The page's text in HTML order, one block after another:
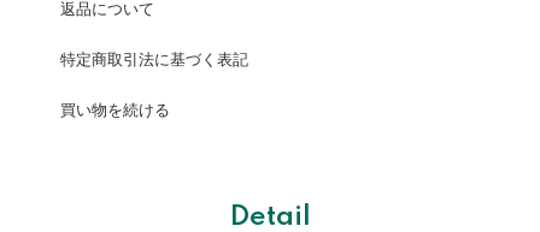
返品について
特定商取引法に基づく表記
買い物を続ける
Detail